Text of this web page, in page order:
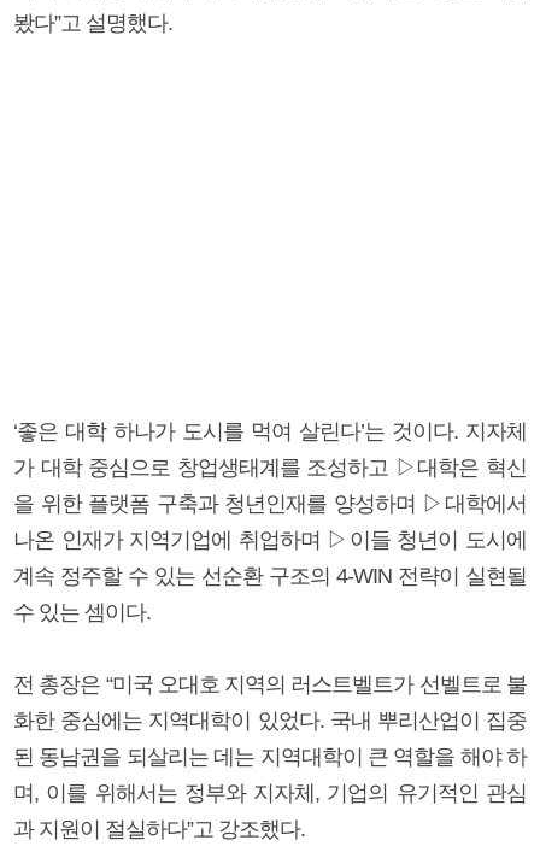
봤다”고 설명했다.
‘좋은 대학 하나가 도시를 먹여 살린다’는 것이다. 지자체
가 대학 중심으로 창업생태계를 조성하고 ▷대학은 혁신
을 위한 플랫폼 구축과 청년인재를 양성하며 ▷대학에서
나온 인재가 지역기업에 취업하며 ▷이들 청년이 도시에
계속 정주할 수 있는 선순환 구조의 4-WIN 전략이 실현될
수 있는 셈이다.
전 총장은 “미국 오대호 지역의 러스트벨트가 선벨트로 불
화한 중심에는 지역대학이 있었다. 국내 뿌리산업이 집중
된 동남권을 되살리는 데는 지역대학이 큰 역할을 해야 하
며, 이를 위해서는 정부와 지자체, 기업의 유기적인 관심
과 지원이 절실하다”고 강조했다.